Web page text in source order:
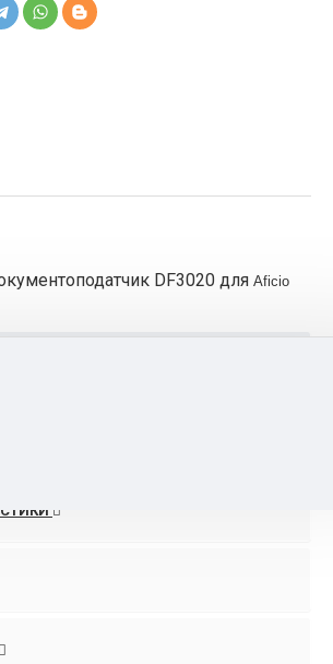
DF3020 для Aficio
DF3020